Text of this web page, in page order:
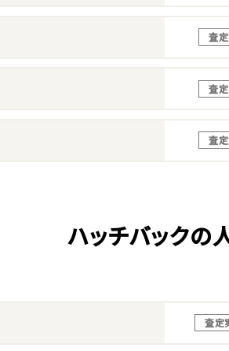
査
査
査
ハッチバック
査定